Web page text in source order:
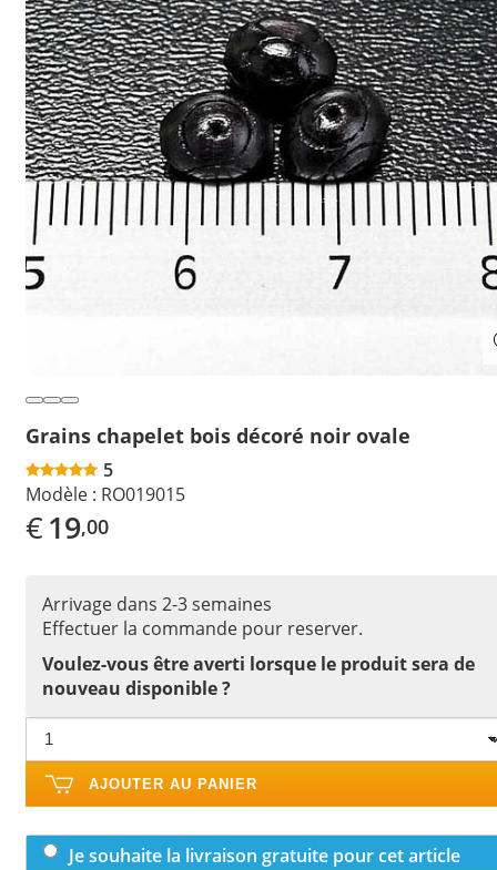
Grains chapelet bois décoré noir ovale
5
Modèle : RO019015
€19,00
Arrivage dans 2-3 semaines
Effectuer la commande pour reserver.
Voulez-vous être averti lorsque le produit sera de
nouveau disponible ?
AJOUTER AU PANIER
Je souhaite la livraison gratuite pour cet article